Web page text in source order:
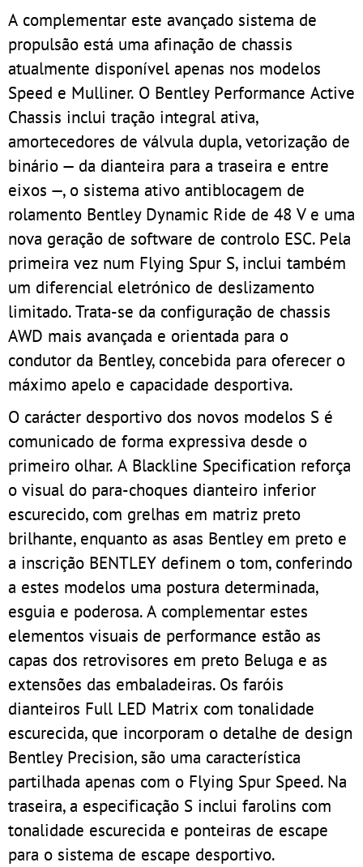
A complementar este avançado sistema de
propulsão está uma afinação de chassis
atualmente disponível apenas nos modelos
Speed e Mulliner. O Bentley Performance Active
Chassis inclui tração integral ativa,
amortecedores de válvula dupla, vetorização de
binário — da dianteira para a traseira e entre
eixos —, o sistema ativo antiblocagem de
rolamento Bentley Dynamic Ride de 48 V e uma
nova geração de software de controlo ESC. Pela
primeira vez num Flying Spur S, inclui também
um diferencial eletrónico de deslizamento
limitado. Trata-se da configuração de chassis
AWD mais avançada e orientada para o
condutor da Bentley, concebida para oferecer o
máximo apelo e capacidade desportiva.
O carácter desportivo dos novos modelos S é
comunicado de forma expressiva desde o
primeiro olhar. A Blackline Specification reforça
o visual do para-choques dianteiro inferior
escurecido, com grelhas em matriz preto
brilhante, enquanto as asas Bentley em preto e
a inscrição BENTLEY definem o tom, conferindo
a estes modelos uma postura determinada,
esguia e poderosa. A complementar estes
elementos visuais de performance estão as
capas dos retrovisores em preto Beluga e as
extensões das embaladeiras. Os faróis
dianteiros Full LED Matrix com tonalidade
escurecida, que incorporam o detalhe de design
Bentley Precision, são uma característica
partilhada apenas com o Flying Spur Speed. Na
traseira, a especificação S inclui farolins com
tonalidade escurecida e ponteiras de escape
para o sistema de escape desportivo.